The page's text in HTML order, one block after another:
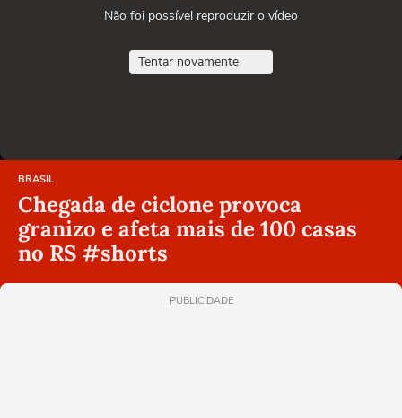
Não foi possível reproduzir o vídeo
Tentar novamente
BRASIL
Chegada de ciclone provoca
granizo e afeta mais de 100 casas
no RS #shorts
PUBLICIDADE